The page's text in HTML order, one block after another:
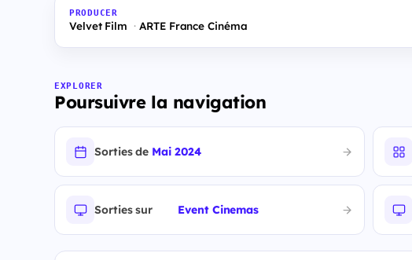
PRODUCER
Velvet Film ARTE France Cinéma
EXPLORER
Poursuivre la navigation
Sorties de Mai 2024
Sorties sur Event Cinemas